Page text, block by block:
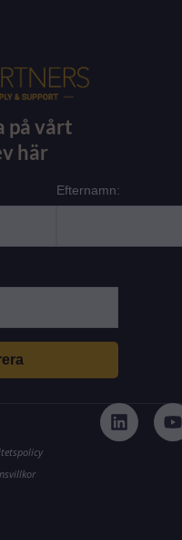
på vårt
här
Efternamn:
L
i
n
o
u